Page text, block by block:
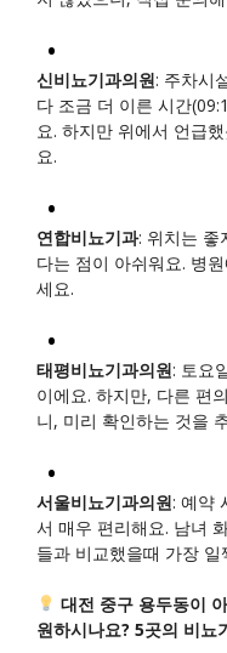
신비뇨기과의원: 주차시
다 조금 더 이른 시간
요. 하지만 위에서 언급
요.
연합비뇨기과: 위치는 좋
다는 점이 아쉬워요. 병
세요.
태평비뇨기과의원: 토요
이에요. 하지만, 다른 편
니, 미리 확인하는 것을
서울비뇨기과의원: 예약
서 매우 편리해요. 남녀
들과 비교했을때 가장
대전 중구 용두동이
원하시나요? 5곳의 비뇨